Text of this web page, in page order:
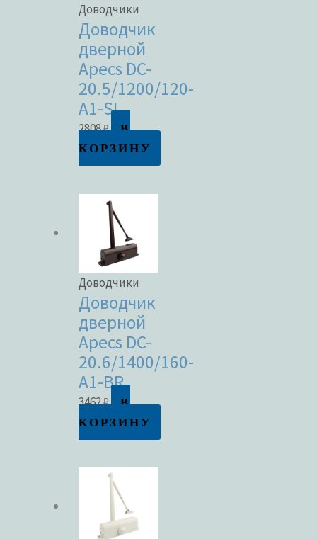
Доводчики
Доводчик
дверной
Apecs DC-
20.5/1200/120-
A1-SL
2808₽
В
КОРЗИНУ
Доводчики
Доводчик
дверной
Apecs DC-
20.6/1400/160-
A1-BR
3462₽
В
КОРЗИНУ